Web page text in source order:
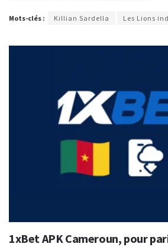
Mots-clés : Killian Sardella Les Lions
1xBet APK Cameroun, pour